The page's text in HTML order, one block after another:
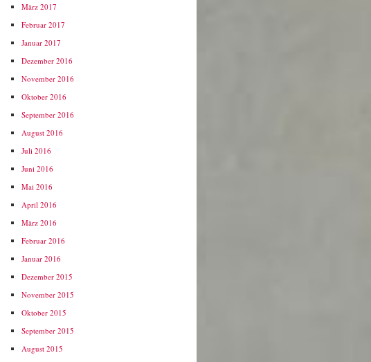
März 2017
Februar 2017
Januar 2017
Dezember 2016
November 2016
Oktober 2016
September 2016
August 2016
Juli 2016
Juni 2016
Mai 2016
April 2016
März 2016
Februar 2016
Januar 2016
Dezember 2015
November 2015
Oktober 2015
September 2015
August 2015